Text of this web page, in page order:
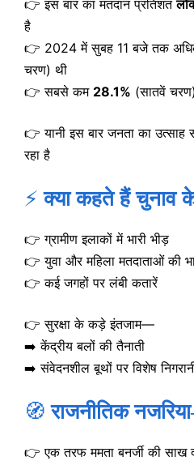
👉 इस बार का मतदान प्रतिशत
है
👉 2024 में सुबह 11 बजे तक
चरण) थी
👉 सबसे कम 28.1% (सातवें चरण)
👉 यानी इस बार जनता का उत्साह
रहा है
⚡क्या कहते हैं चुनाव
👉 ग्रामीण इलाकों में भारी भीड़
👉 युवा और महिला मतदाताओं की
👉 कई जगहों पर लंबी कतारें
👉 सुरक्षा के कड़े इंतजाम—
➡️ केंद्रीय बलों की तैनाती
➡️ संवेदनशील बूथों पर विशेष
🧭राजनीतिक
👉 एक तरफ ममता बनर्जी की साख